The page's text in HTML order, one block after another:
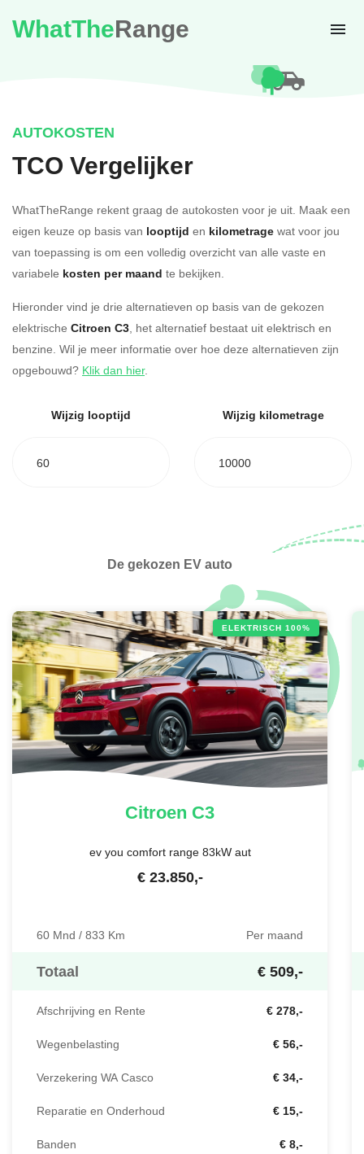
WhatTheRange
AUTOKOSTEN
TCO Vergelijker
WhatTheRange rekent graag de autokosten voor je uit. Maak een
eigen keuze op basis van looptijd en kilometrage wat voor jou
van toepassing is om een volledig overzicht van alle vaste en
variabele kosten per maand te bekijken.
Hieronder vind je drie alternatieven op basis van de gekozen
elektrische Citroen C3, het alternatief bestaat uit elektrisch en
benzine. Wil je meer informatie over hoe deze alternatieven zijn
opgebouwd? Klik dan hier.
Wijzig looptijd
60
Wijzig kilometrage
10000
De gekozen EV auto
ELEKTRISCH 100%
Citroen C3
ev you comfort range 83kW aut
€ 23.850,-
60 Mnd / 833 Km Per maand
Totaal € 509,-
Afschrijving en Rente € 278,-
Wegenbelasting € 56,-
Verzekering WA Casco € 34,-
Reparatie en Onderhoud € 15,-
Banden € 8,-